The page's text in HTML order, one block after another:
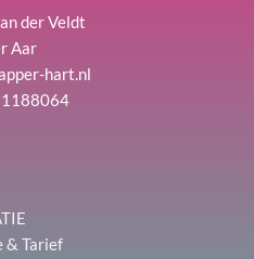
der Veldt
Aar
hart.nl
& Tarief